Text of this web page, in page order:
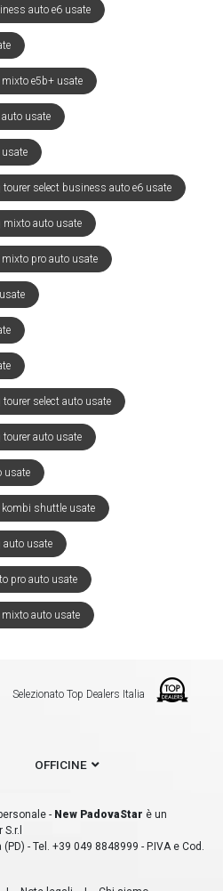
auto e6 usate
e5b+ usate
usate
select business auto e6 usate
mixto auto usate
pro auto usate
select auto usate
tourer auto usate
usate
kombi shuttle usate
auto usate
pro auto usate
auto usate
Selezionato Top Dealers Italia
OFFICINE
- New PadovaStar è un
- Tel. +39 049 8848999 - P.IVA e Cod.